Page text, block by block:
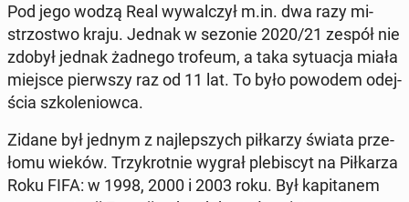
Pod jego wodzą Real wy­wal­czył m.in. dwa razy mi­
strzo­stwo kraju. Jednak w sezonie 2020/21 zespół nie
zdobył jednak żadnego trofeum, a taka sy­tu­acja miała
miejsce pierw­szy raz od 11 lat. To było powodem odej­
ścia szko­le­niow­ca.
Zidane był jednym z naj­lep­szych pił­ka­rzy świata prze­
ło­mu wieków. Trzy­krot­nie wygrał ple­bi­scyt na Pił­ka­rza
Roku FIFA: w 1998, 2000 i 2003 roku. Był ka­pi­ta­nem